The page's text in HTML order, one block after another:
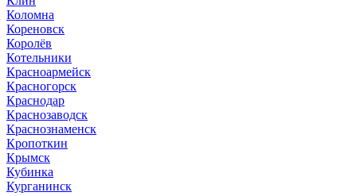
Коломна
Кореновск
Королёв
Котельники
Красноармейск
Красногорск
Краснодар
Краснозаводск
Краснознаменск
Кропоткин
Крымск
Кубинка
Курганинск